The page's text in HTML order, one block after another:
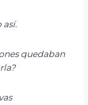
así.
quedaban